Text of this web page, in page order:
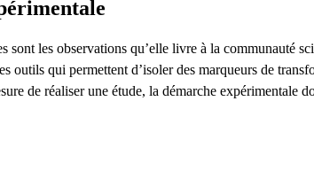
sont les observations qu’elle livre à la communauté
outils qui permettent d’isoler des marqueurs de
de réaliser une étude, la démarche expérimentale